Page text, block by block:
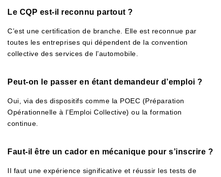
Le CQP est-il reconnu partout ?
C’est une certification de branche. Elle est reconnue par
toutes les entreprises qui dépendent de la convention
collective des services de l’automobile.
Peut-on le passer en étant demandeur d’emploi ?
Oui, via des dispositifs comme la POEC (Préparation
Opérationnelle à l’Emploi Collective) ou la formation
continue.
Faut-il être un cador en mécanique pour s’inscrire ?
Il faut une expérience significative et réussir les tests de